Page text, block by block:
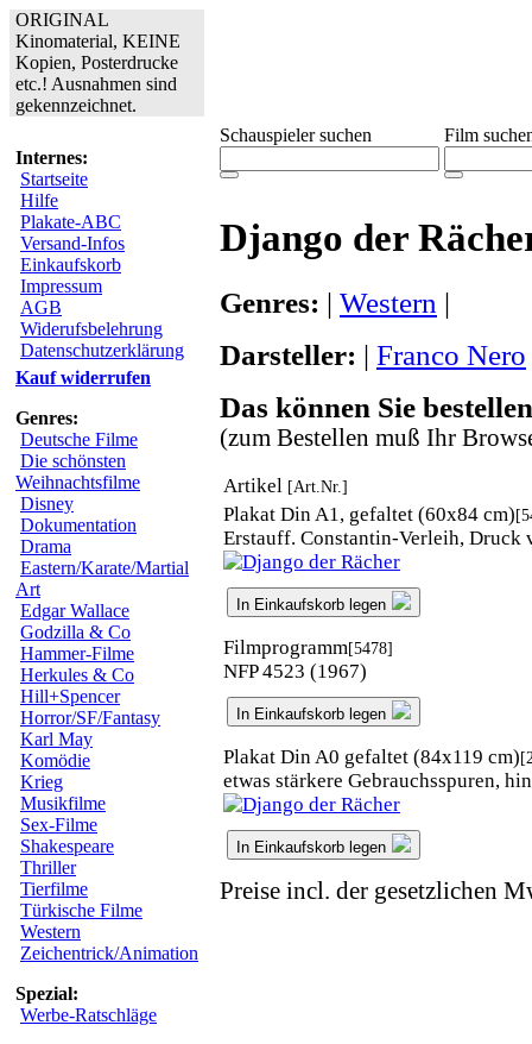
ORIGINAL
Kinomaterial, KEINE
Kopien, Posterdrucke
etc.! Ausnahmen sind
gekennzeichnet.
Internes:
Startseite
Hilfe
Plakate-ABC
Versand-Infos
Einkaufskorb
Impressum
AGB
Widerufsbelehrung
Datenschutzerklärung
Kauf widerrufen
Genres:
Deutsche Filme
Die schönsten
Weihnachtsfilme
Disney
Dokumentation
Drama
Eastern/Karate/Martial
Art
Edgar Wallace
Godzilla & Co
Hammer-Filme
Herkules & Co
Hill+Spencer
Horror/SF/Fantasy
Karl May
Komödie
Krieg
Musikfilme
Sex-Filme
Shakespeare
Thriller
Tierfilme
Türkische Filme
Western
Zeichentrick/Animation
Spezial:
Werbe-Ratschläge
Schauspieler suchen Film
Django der
Genres: | Western |
Darsteller: | Franco Nero
Das können Sie
(zum Bestellen muß Ihr
Artikel [Art.Nr.]
Plakat Din A1, gefaltet (60x84 cm)
Erstauff. Constantin-Verleih, Druck
In Einkaufskorb legen
Filmprogramm[5478]
NFP 4523 (1967)
In Einkaufskorb legen
Plakat Din A0 gefaltet (84x119 cm)
etwas stärkere Gebrauchsspuren,
In Einkaufskorb legen
Preise incl. der gesetzlichen